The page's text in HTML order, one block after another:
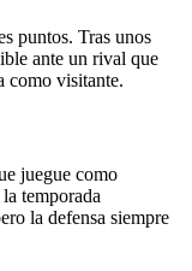
puntos. Tras unos
ante un rival que
como visitante.
juegue como
temporada
la defensa siempre